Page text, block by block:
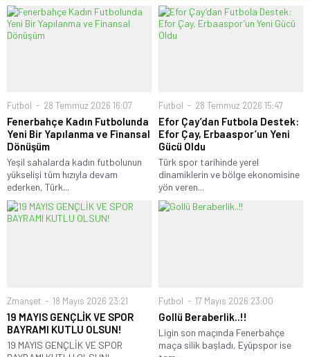
Futbol 28 Temmuz 2026 16:07
Fenerbahçe Kadın Futbolunda
Yeni Bir Yapılanma ve Finansal
Dönüşüm
Yeşil sahalarda kadın futbolunun
yükselişi tüm hızıyla devam
ederken, Türk...
Futbol 28 Temmuz 2026 15:47
Efor Çay’dan Futbola Destek:
Efor Çay, Erbaaspor’un Yeni
Gücü Oldu
Türk spor tarihinde yerel
dinamiklerin ve bölge ekonomisine
yön veren...
Zmanşet 18 Mayıs 2026 23:21
19 MAYIS GENÇLİK VE SPOR
BAYRAMI KUTLU OLSUN!
19 MAYIS GENÇLİK VE SPOR
Futbol 17 Mayıs 2026 23:00
Gollü Beraberlik..!!
Ligin son maçında Fenerbahçe
maça silik başladı, Eyüpspor ise